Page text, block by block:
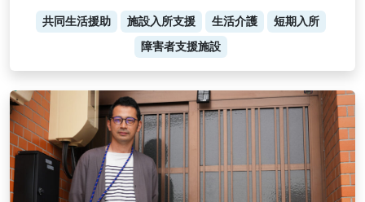
共同生活援助 施設入所支援 生活介護
短期入所
障害者支援施設